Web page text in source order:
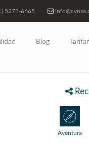
5273-6665
Blog
Aventura